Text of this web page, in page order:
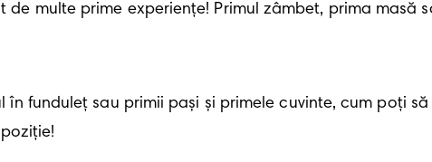
multe prime experiențe! Primul zâmbet, prima masă
funduleț sau primii pași și primele cuvinte, cum poți